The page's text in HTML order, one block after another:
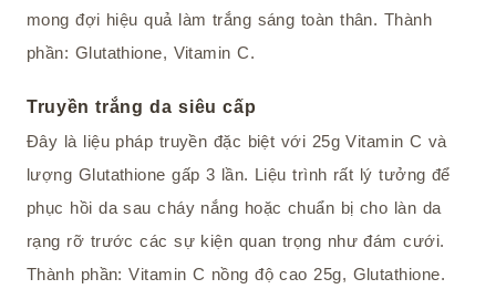
mong đợi hiệu quả làm trắng sáng toàn thân. Thành
phần: Glutathione, Vitamin C.
Truyền trắng da siêu cấp
Đây là liệu pháp truyền đặc biệt với 25g Vitamin C và
lượng Glutathione gấp 3 lần. Liệu trình rất lý tưởng để
phục hồi da sau cháy nắng hoặc chuẩn bị cho làn da
rạng rỡ trước các sự kiện quan trọng như đám cưới.
Thành phần: Vitamin C nồng độ cao 25g, Glutathione.